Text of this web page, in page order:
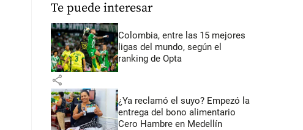
Te puede interesar
Colombia, entre las 15 mejores
ligas del mundo, según el
ranking de Opta
share
¿Ya reclamó el suyo? Empezó la
entrega del bono alimentario
Cero Hambre en Medellín